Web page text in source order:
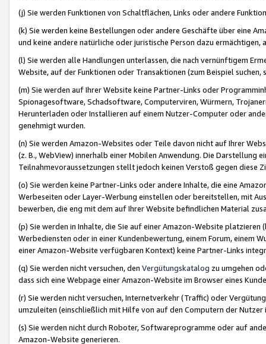
(j) Sie werden Funktionen von Schaltflächen, Links oder andere
(k) Sie werden keine Bestellungen oder andere Geschäfte über eine
und keine andere natürliche oder juristische Person dazu
(l) Sie werden alle Handlungen unterlassen, die nach vernünftigem
Website, auf der Funktionen oder Transaktionen (zum Beispiel
(m) Sie werden auf Ihrer Website keine Partner-Links oder
Spionagesoftware, Schadsoftware, Computerviren, Würmern,
Herunterladen oder Installieren auf einem Nutzer-Computer oder
genehmigt wurden.
(n) Sie werden Amazon-Websites oder Teile davon nicht auf Ihrer
(z. B., WebView) innerhalb einer Mobilen Anwendung. Die Darstellung
Teilnahmevoraussetzungen stellt jedoch keinen Verstoß gegen diese
(o) Sie werden keine Partner-Links oder andere Inhalte, die eine
Werbeseiten oder Layer-Werbung einstellen oder bereitstellen, mit
bewerben, die eng mit dem auf Ihrer Website befindlichen Material
(p) Sie werden in Inhalte, die Sie auf einer Amazon-Website
Werbediensten oder in einer Kundenbewertung, einem Forum, einem
einer Amazon-Website verfügbaren Kontext) keine Partner-Links
(q) Sie werden nicht versuchen, den Vergütungskatalog zu umgehen
dass sich eine Webpage einer Amazon-Website im Browser eines
(r) Sie werden nicht versuchen, Internetverkehr (Traffic) oder
umzuleiten (einschließlich mit Hilfe von auf den Computern der
(s) Sie werden nicht durch Roboter, Softwareprogramme oder auf
Amazon-Website generieren.